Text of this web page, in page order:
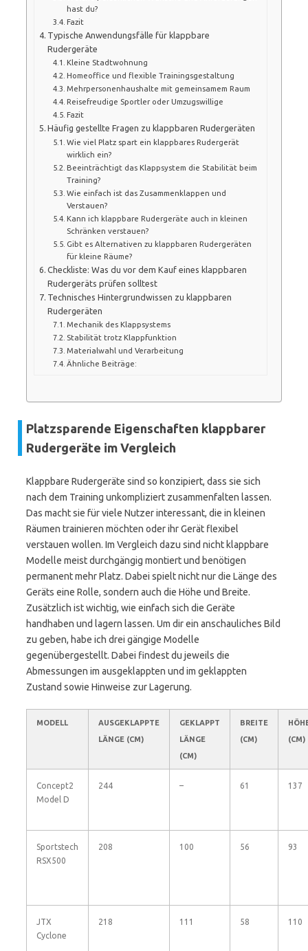
hast du?
Fazit
Typische Anwendungsfälle für klappbare
Rudergeräte
Kleine Stadtwohnung
Homeoffice und flexible Trainingsgestaltung
Mehrpersonenhaushalte mit gemeinsamem Raum
Reisefreudige Sportler oder Umzugswillige
Fazit
Häufig gestellte Fragen zu klappbaren Rudergeräten
Wie viel Platz spart ein klappbares Rudergerät
wirklich ein?
Beeinträchtigt das Klappsystem die Stabilität beim
Training?
Wie einfach ist das Zusammenklappen und
Verstauen?
Kann ich klappbare Rudergeräte auch in kleinen
Schränken verstauen?
Gibt es Alternativen zu klappbaren Rudergeräten
für kleine Räume?
Checkliste: Was du vor dem Kauf eines klappbaren
Rudergeräts prüfen solltest
Technisches Hintergrundwissen zu klappbaren
Rudergeräten
Mechanik des Klappsystems
Stabilität trotz Klappfunktion
Materialwahl und Verarbeitung
Ähnliche Beiträge:
Platzsparende Eigenschaften klappbarer
Rudergeräte im Vergleich
Klappbare Rudergeräte sind so konzipiert, dass sie sich
nach dem Training unkompliziert zusammenfalten lassen.
Das macht sie für viele Nutzer interessant, die in kleinen
Räumen trainieren möchten oder ihr Gerät flexibel
verstauen wollen. Im Vergleich dazu sind nicht klappbare
Modelle meist durchgängig montiert und benötigen
permanent mehr Platz. Dabei spielt nicht nur die Länge des
Geräts eine Rolle, sondern auch die Höhe und Breite.
Zusätzlich ist wichtig, wie einfach sich die Geräte
handhaben und lagern lassen. Um dir ein anschauliches Bild
zu geben, habe ich drei gängige Modelle
gegenübergestellt. Dabei findest du jeweils die
Abmessungen im ausgeklappten und im geklappten
Zustand sowie Hinweise zur Lagerung.
MODELL
AUSGEKLAPPTE
LÄNGE (CM)
GEKLAPPT
LÄNGE
(CM)
BREITE
(CM)
(CM)
Concept2
Model D
244 – 61 137
Sportstech
RSX500
208 100 56 93
JTX
Cyclone
218 111 58 110